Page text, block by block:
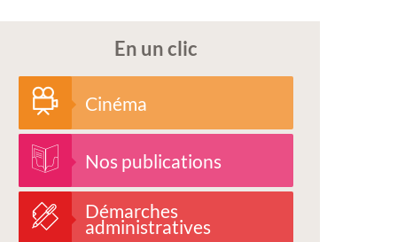
En un clic
Cinéma
Nos publications
Démarches
administratives